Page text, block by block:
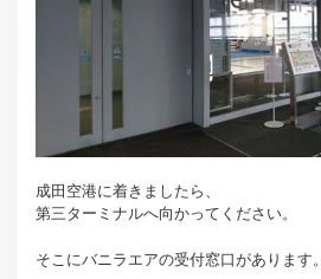
成田空港に着きましたら、
第三ターミナルへ向かってください。
そこにバニラエアの受付窓口があります。